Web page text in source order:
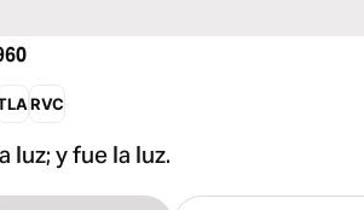
RVC
luz; y fue la luz.